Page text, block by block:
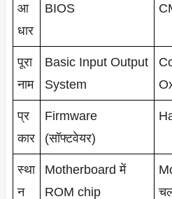
आ
धार
BIOS
पूरा
नाम
Basic Input Output
System
प्र
कार
Firmware
(सॉफ्टवेयर)
स्था
न
Motherboard में
ROM chip